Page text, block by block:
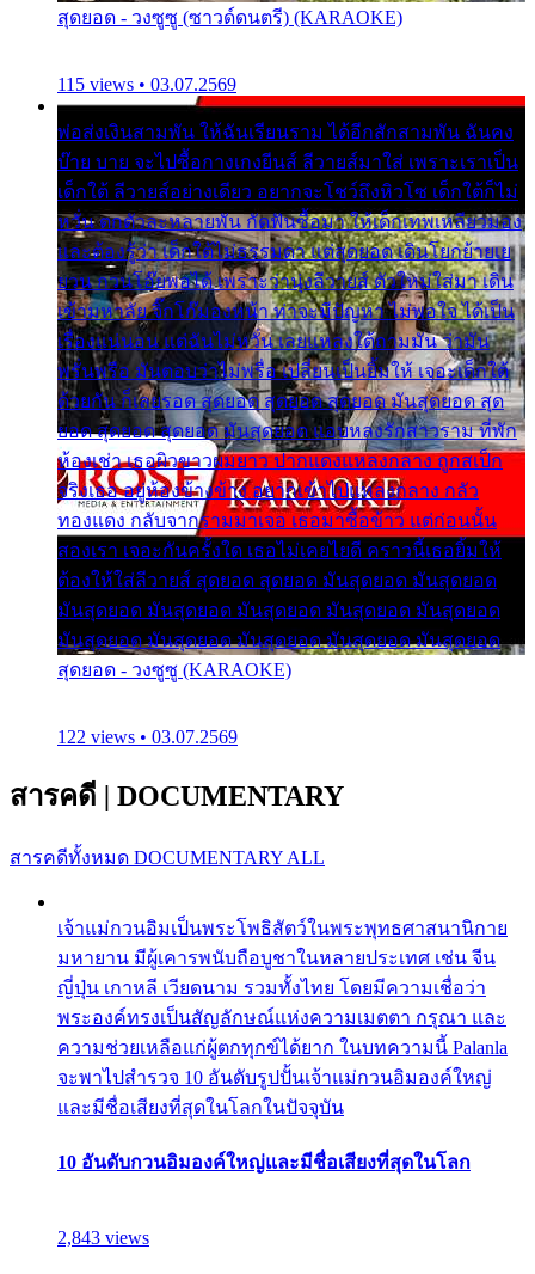
สุดยอด - วงซูซู (ซาวด์ดนตรี) (KARAOKE)
115 views • 03.07.2569
พ่อส่งเงินสามพัน ให้ฉันเรียนราม ได้อีกสักสามพัน ฉันคง
บ๊าย บาย จะไปซื้อกางเกงยีนส์ ลีวายส์มาใส่ เพราะเราเป็น
เด็กใต้ ลีวายส์อย่างเดียว อยากจะโชว์ถึงหิวโซ เด็กใต้ก็ไม่
หวั่น ตกตัวละหลายพัน กัดฟันซื้อมา ให้เด็กเทพเหลียวมอง
และต้องรู้ว่า เด็กใต้ไม่ธรรมดา แต่สุดยอด เดินโยกย้ายเย
ยวน กวนโอ๊ยพอได้ เพราะว่านุ่งลีวายส์ ตัวใหม่ใส่มา เดิน
เข้ามหาลัย จิ๊กโก๊มองหน้า ท่าจะมีปัญหา ไม่พอใจ ได้เป็น
เรื่องแน่นอน แต่ฉันไม่หวั่น เลยแหลงใต้ถามมัน ว่ามัน
พรั่นพรือ มันตอบว่าไม่พรื่อ เปลี่ยนเป็นยิ้มให้ เจอะเด็กใต้
ด้วยกัน ก็เลยรอด สุดยอด สุดยอด สุดยอด มันสุดยอด สุด
ยอด สุดยอด สุดยอด มันสุดยอด แอบหลงรักสาวราม ที่พัก
ห้องเช่า เธอผิวขาวผมยาว ปากแดงแหลงกลาง ถูกสเป็ก
จริงเธอ อยู่ห้องข้างข้าง อยากเข้าไปแหลงกลาง กลัว
ทองแดง กลับจากรามมาเจอ เธอมาซื้อข้าว แต่ก่อนนั้น
สองเรา เจอะกันครั้งใด เธอไม่เคยไยดี คราวนี้เธอยิ้มให้
ต้องให้ใส่ลีวายส์ สุดยอด สุดยอด มันสุดยอด มันสุดยอด
มันสุดยอด มันสุดยอด มันสุดยอด มันสุดยอด มันสุดยอด
มันสุดยอด มันสุดยอด มันสุดยอด มันสุดยอด มันสุดยอด
สุดยอด - วงซูซู (KARAOKE)
122 views • 03.07.2569
สารคดี | DOCUMENTARY
สารคดีทั้งหมด DOCUMENTARY ALL
เจ้าแม่กวนอิมเป็นพระโพธิสัตว์ในพระพุทธศาสนานิกาย
มหายาน มีผู้เคารพนับถือบูชาในหลายประเทศ เช่น จีน
ญี่ปุ่น เกาหลี เวียดนาม รวมทั้งไทย โดยมีความเชื่อว่า
พระองค์ทรงเป็นสัญลักษณ์แห่งความเมตตา กรุณา และ
ความช่วยเหลือแก่ผู้ตกทุกข์ได้ยาก ในบทความนี้ Palanla
จะพาไปสำรวจ 10 อันดับรูปปั้นเจ้าแม่กวนอิมองค์ใหญ่
และมีชื่อเสียงที่สุดในโลกในปัจจุบัน
10 อันดับกวนอิมองค์ใหญ่และมีชื่อเสียงที่สุดในโลก
2,843 views